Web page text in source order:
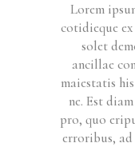
Lorem
cotidieque
solet
ancillae
maiestatis
ne. Est
pro, quo
erroribus,